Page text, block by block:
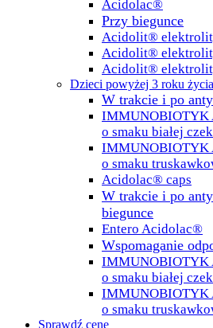
Acidolac®
Przy biegunce
Acidolit®
Acidolit®
Acidolit®
Dzieci powyżej 3 roku życia
W trakcie i po
IMMUNOBIOTYK
o smaku białej
IMMUNOBIOTYK
o smaku
Acidolac® caps
W trakcie i po
biegunce
Entero Acidolac®
Wspomaganie
IMMUNOBIOTYK
o smaku białej
IMMUNOBIOTYK
o smaku
Sprawdź cenę